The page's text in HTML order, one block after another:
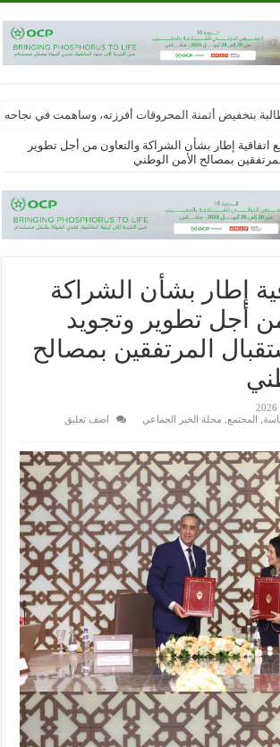
بتخفيض أثمنة المحروقات أفرزته، وساهمت في
اتفاقية إطار بشأن الشراكة والتعاون من أجل تطوير
بمصالح الأمن الوطني
إطار بشأن الشراكة
أجل تطوير وتجويد
المرتفقين بمصالح
المجتمع مجلة الخبر الجماعي
اضف تعليق